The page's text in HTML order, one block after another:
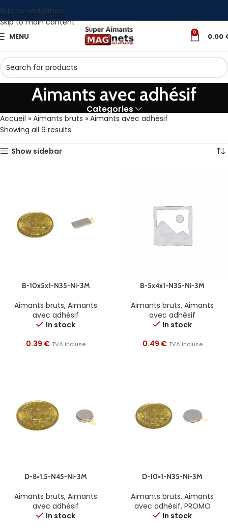
Skip to navigation
Skip to main content
MENU 0 0.00
Aimants avec adhésif
Categories
Accueil » Aimants bruts » Aimants avec adhésif
Showing all 9 results
Show sidebar
B-10x5x1-N35-Ni-3M
Aimants bruts, Aimants
avec adhésif
In stock
0.39 € TVA incluse
B-5x4x1-N35-Ni-3M
Aimants bruts, Aimants
avec adhésif
In stock
0.49 € TVA incluse
D-8×1,5-N45-Ni-3M
Aimants bruts, Aimants
avec adhésif
In stock
D-10×1-N35-Ni-3M
Aimants bruts, Aimants
avec adhésif, PROMO
In stock